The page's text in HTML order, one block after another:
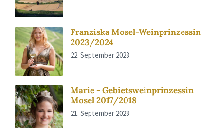
Franziska Mosel-Weinprinzessin
2023/2024
22. September 2023
Marie - Gebietsweinprinzessin
Mosel 2017/2018
21. September 2023